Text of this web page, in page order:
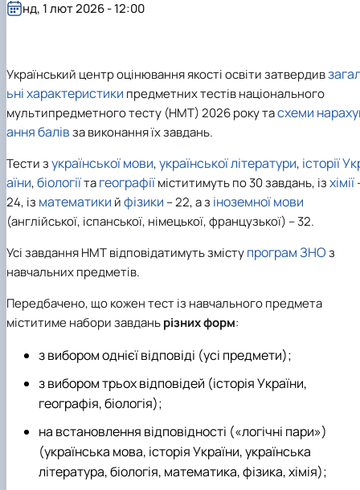
Український центр оцінювання якості освіти затвердив
ьні характеристики предметних тестів національного
мультипредметного тесту (НМТ) 2026 року тасхеми
ання балівза виконання їх завдань.
Тести зукраїнської мови,української літератури, історії
аїни,біологіїтагеографіїміститимуть по 30 завдань, ізхімії
24, із математики йфізики – 22, а з іноземної мови
(англійської, іспанської, німецької, французької) – 32.
Усі завдання НМТ відповідатимуть зміступрограм ЗНОз
навчальних предметів.
Передбачено, що кожен тест із навчального предмета
міститиме набори завданьрізних форм:
з вибором однієї відповіді (усі предмети);
з вибором трьох відповідей (історія України,
географія, біологія);
на встановлення відповідності («логічні пари»)
(українська мова, історія України, українська
література, біологія, математика, фізика, хімія);
нд, 1 лют 2026 - 12:00